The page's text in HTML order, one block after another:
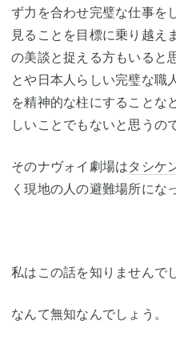
ず力を合わせ完璧な仕事を
見ることを目標に乗り越え
の美談と捉える方もいると
とや日本人らしい完璧な職
を精神的な柱にすることな
しいことでもないと思うの
そのナヴォイ劇場はタシケ
く現地の人の避難場所にな
私はこの話を知りませんで
なんて無知なんでしょう。